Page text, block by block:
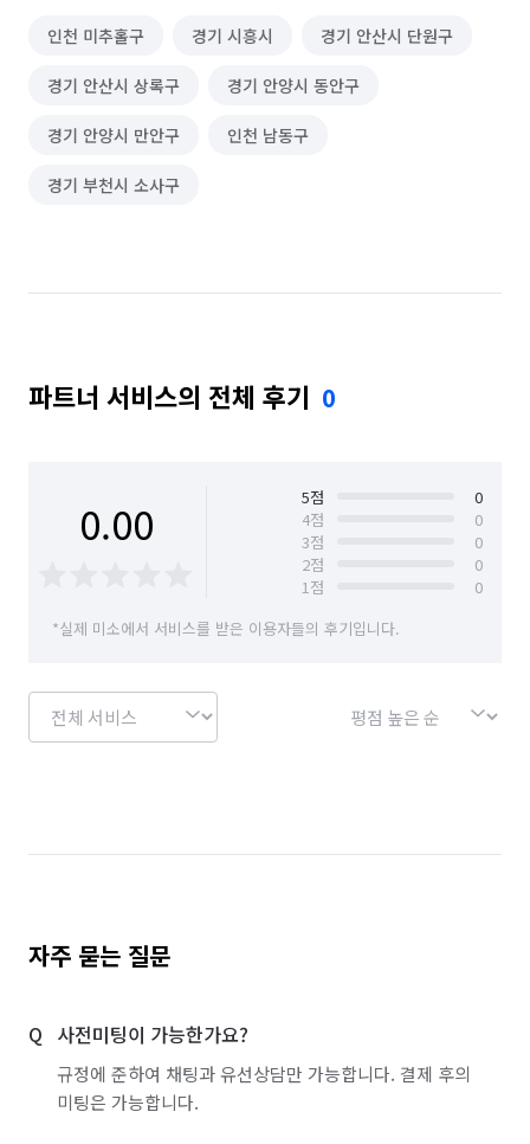
인천 미추홀구 경기 시흥시 경기 안산시 단원구
경기 안산시 상록구 경기 안양시 동안구
경기 안양시 만안구 인천 남동구
경기 부천시 소사구
파트너 서비스의 전체 후기 0
0.00 5점
0
4점
0
3점
0
2점
0
1점
0
*실제 미소에서 서비스를 받은 이용자들의 후기입니다.
자주 묻는 질문
사전미팅이 가능한가요?
규정에 준하여 채팅과 유선상담만 가능합니다. 결제 후의
미팅은 가능합니다.